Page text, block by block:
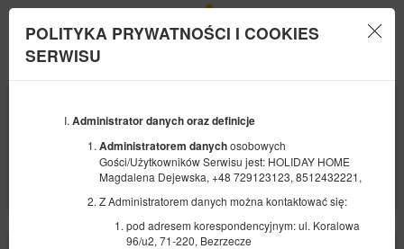
POLITYKA PRYWATNOŚCI I COOKIES
SERWISU
Administrator danych oraz definicje
Administratorem danychosobowych
Gości/Użytkowników Serwisu jest: HOLIDAY HOME
Magdalena Dejewska, +48 729123123, 8512432221,
Z Administratorem danych można kontaktować się:
pod adresem korespondencyjnym: ul. Koralowa
96/u2, 71-220, Bezrzecze
SIERPNIA
10
SIERPNIA
FILTRY